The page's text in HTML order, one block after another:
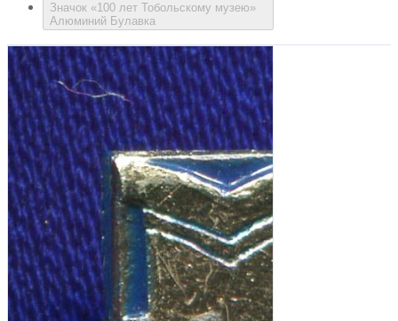
Значок «100 лет Тобольскому музею»
Алюминий Булавка